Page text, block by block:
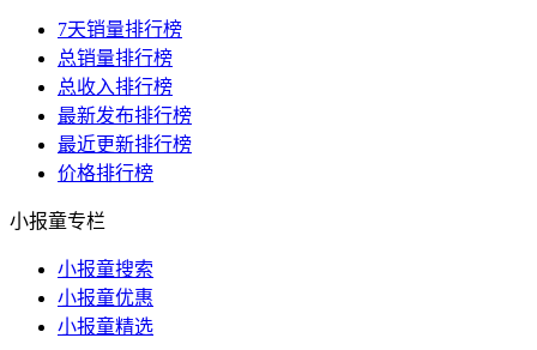
7天销量排行榜
总销量排行榜
总收入排行榜
最新发布排行榜
最近更新排行榜
价格排行榜
小报童专栏
小报童搜索
小报童优惠
小报童精选